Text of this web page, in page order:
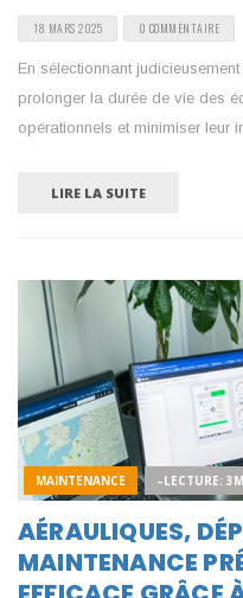
18 MARS 2025 0 COMMENTAIRE
En sélectionnant
prolonger la durée de vie des
opérationnels et minimiser leur
LIRE LA SUITE
MAINTENANCE –LECTURE:
AÉRAULIQUES,
MAINTENANCE